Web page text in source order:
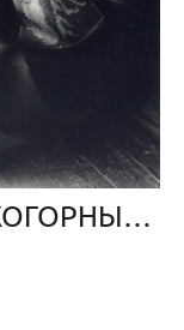
КУРУШ. САМЫЙ ВЫСОКОГОРНЫЙ ПОСЁЛОК ЕВРОПЫ